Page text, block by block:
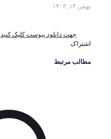
بهمن ۱۴, ۱۴۰۳
جهت دانلود پیوست کلیک کنید
اشتراک
مطالب مرتبط